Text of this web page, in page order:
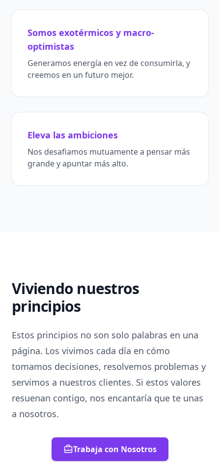
Somos exotérmicos y macro-
optimistas
Generamos energía en vez de consumirla, y
creemos en un futuro mejor.
Eleva las ambiciones
Nos desafiamos mutuamente a pensar más
grande y apuntar más alto.
Viviendo nuestros
principios
Estos principios no son solo palabras en una
página. Los vivimos cada día en cómo
tomamos decisiones, resolvemos problemas y
servimos a nuestros clientes. Si estos valores
resuenan contigo, nos encantaría que te unas
a nosotros.
Trabaja con Nosotros